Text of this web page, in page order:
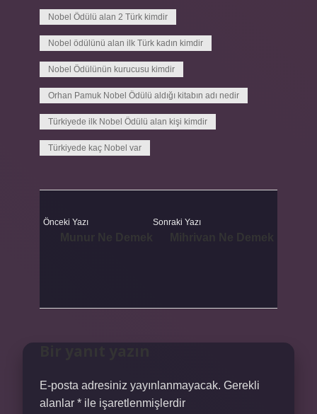
Nobel Ödülü alan 2 Türk kimdir
Nobel ödülünü alan ilk Türk kadın kimdir
Nobel Ödülünün kurucusu kimdir
Orhan Pamuk Nobel Ödülü aldığı kitabın adı nedir
Türkiyede ilk Nobel Ödülü alan kişi kimdir
Türkiyede kaç Nobel var
Önceki Yazı Sonraki Yazı
E-posta adresiniz yayınlanmayacak. Gerekli
alanlar * ile işaretlenmişlerdir